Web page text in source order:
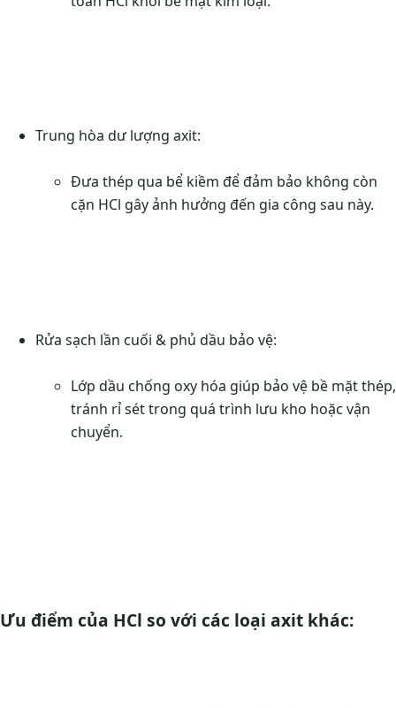
Trung hòa dư lượng axit:
Đưa thép qua bể kiềm để đảm bảo không còn
cặn HCl gây ảnh hưởng đến gia công sau này.
Rửa sạch lần cuối & phủ dầu bảo vệ:
Lớp dầu chống oxy hóa giúp bảo vệ bề mặt thép,
tránh rỉ sét trong quá trình lưu kho hoặc vận
chuyển.
Ưu điểm của HCl so với các loại axit khác: